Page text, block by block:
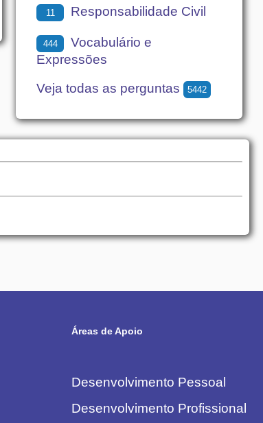
11 Responsabilidade Civil
444
Vocabulário e
Expressões
Veja todas as perguntas
5442
Áreas de Apoio
Desenvolvimento Pessoal
Desenvolvimento Profissional